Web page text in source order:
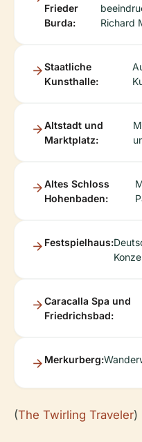
Frieder
Burda:
Richard
Staatliche
Kunsthalle:
Altstadt und
Marktplatz:
Altes Schloss
Hohenbaden:
Festspielhaus:
Caracalla Spa und
Friedrichsbad:
Merkurberg:
(The Twirling Traveler)